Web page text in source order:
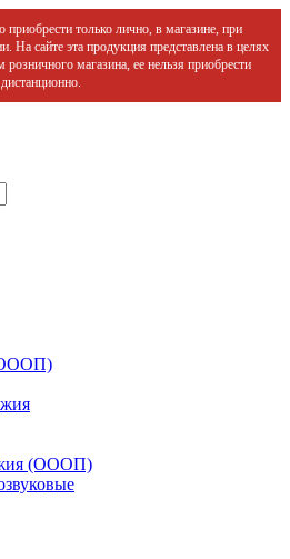
только лично, в магазине, при
На сайте эта продукция представлена в целях
магазина, ее нельзя приобрести
дистанционно.
(ОООП)